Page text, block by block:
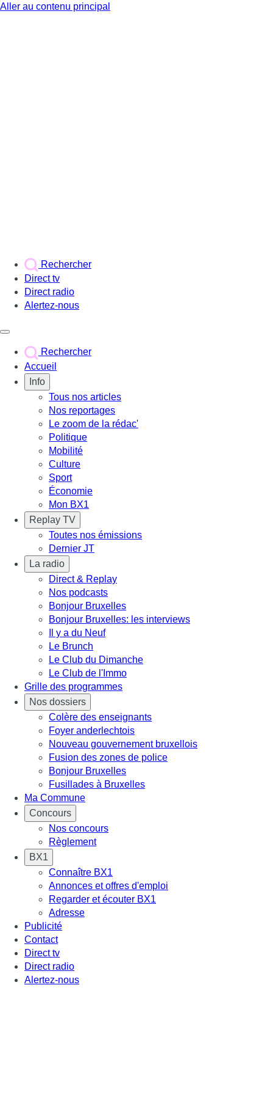
Aller au contenu principal
Rechercher
Direct tv
Direct radio
Alertez-nous
Rechercher
Accueil
Info
Tous nos articles
Nos reportages
Le zoom de la rédac'
Politique
Mobilité
Culture
Sport
Économie
Mon BX1
Replay TV
Toutes nos émissions
Dernier JT
La radio
Direct & Replay
Nos podcasts
Bonjour Bruxelles
Bonjour Bruxelles: les interviews
Il y a du Neuf
Le Brunch
Le Club du Dimanche
Le Club de l'Immo
Grille des programmes
Nos dossiers
Colère des enseignants
Foyer anderlechtois
Nouveau gouvernement bruxellois
Fusion des zones de police
Bonjour Bruxelles
Fusillades à Bruxelles
Ma Commune
Concours
Nos concours
Règlement
BX1
Connaître BX1
Annonces et offres d'emploi
Regarder et écouter BX1
Adresse
Publicité
Contact
Direct tv
Direct radio
Alertez-nous